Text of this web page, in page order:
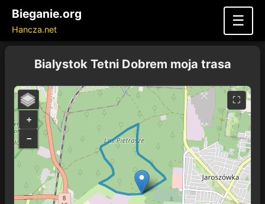
Bieganie.org
Hancza.net
☰
Bialystok Tetni Dobrem moja trasa
+
−